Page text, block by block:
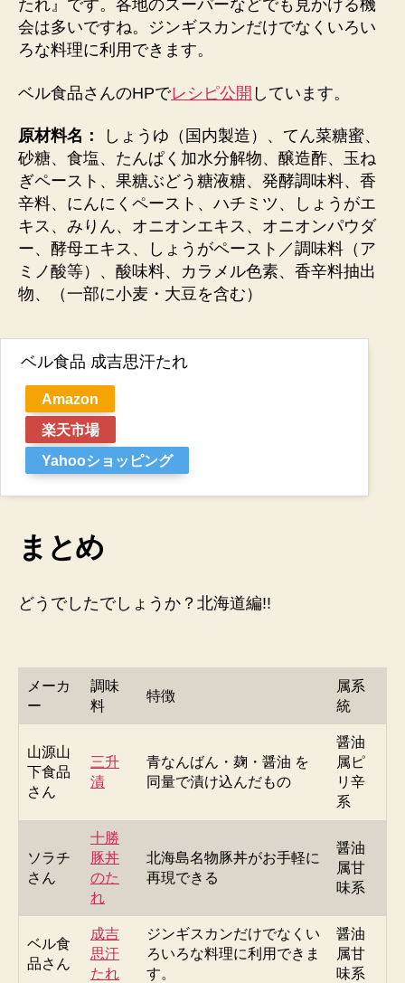
たれ』 です。各地のスーパーなどでも見かける機
会は多いですね。ジンギスカンだけでなくいろい
ろな料理に利用できます。
ベル食品さんのHPでレシピ公開 しています。
原材料名：
しょうゆ（国内製造）、てん菜糖蜜、
砂糖、食塩、たんぱく加水分解物、醸造酢、玉ね
ぎペースト、果糖ぶどう糖液糖、発酵調味料、香
辛料、にんにくペースト、ハチミツ、しょうがエ
キス、みりん、オニオンエキス、オニオンパウダ
ー、酵母エキス、しょうがペースト／調味料（ア
ミノ酸等）、酸味料、カラメル色素、香辛料抽出
物、（一部に小麦・大豆を含む）
ベル食品 成吉思汗たれ
Amazon
楽天市場
Yahooショッピング
まとめ
どうでしたでしょうか？北海道編!!
メーカ
ー
調味
料
特徴
属系
統
山源山
下食品
さん
三升
漬
青なんばん・麹・醤油 を
同量で漬け込んだもの
醤油
属ピ
リ辛
系
ソラチ
さん
十勝
豚丼
のた
れ
北海島名物豚丼がお手軽に
再現できる
醤油
属甘
味系
ベル食
品さん
成吉
思汗
たれ
ジンギスカンだけでなくい
ろいろな料理に利用できま
す。
醤油
属甘
味系